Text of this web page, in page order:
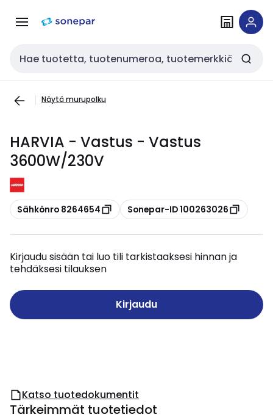
navigointiinsisältöön
Haku
Näytä murupolku
HARVIA - Vastus - Vastus
3600W/230V
Kopioi
Sähkönro 8264654 Kopioi
Sonepar-ID 100263026
Kirjaudu sisään tai luo tili tarkistaaksesi hinnan ja
tehdäksesi tilauksen
Kirjaudu
Katso tuotedokumentit
Tärkeimmät tuotetiedot